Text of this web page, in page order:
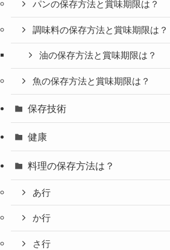
パンの保存方法と賞味期限は？
調味料の保存方法と賞味期限は？
油の保存方法と賞味期限は？
魚の保存方法と賞味期限は？
保存技術
健康
料理の保存方法は？
あ行
か行
さ行